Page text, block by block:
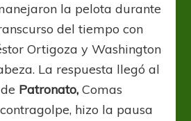
la pelota durante
del tiempo con
Ortigoza y Washington
La respuesta llegó al
Patronato,Comas
hizo la pausa